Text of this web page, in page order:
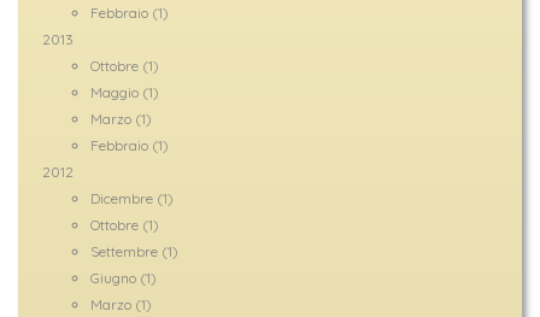
Febbraio (1)
2013
Ottobre (1)
Maggio (1)
Marzo (1)
Febbraio (1)
2012
Dicembre (1)
Ottobre (1)
Settembre (1)
Giugno (1)
Marzo (1)